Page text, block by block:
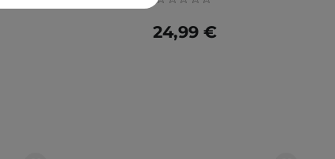
24,99 €